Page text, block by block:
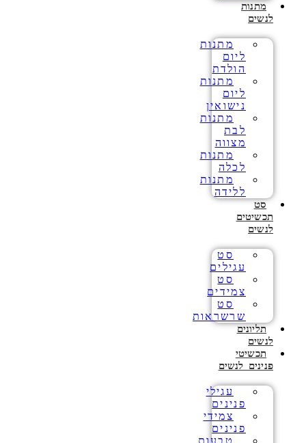
מתנות
לנשים
מתנות
ליום
הולדת
מתנות
ליום
נישואין
מתנות
לבת
מצווה
מתנות
לכלה
מתנות
ללידה
סט
תכשיטים
לנשים
סט
עגילים
סט
צמידים
סט
שרשראות
תליונים
לנשים
תכשיטי
פנינים לנשים
עגילי
פנינים
צמידי
פנינים
טבעות